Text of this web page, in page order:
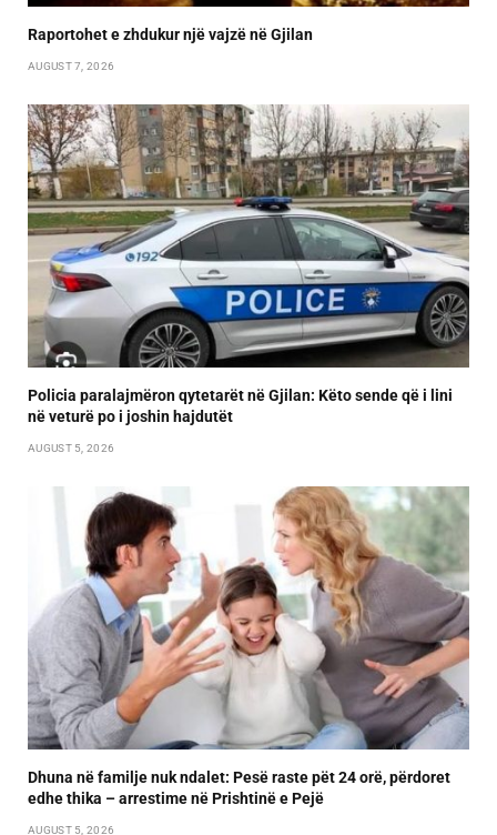
Raportohet e zhdukur një vajzë në Gjilan
AUGUST 7, 2026
Policia paralajmëron qytetarët në Gjilan: Këto sende që i lini
në veturë po i joshin hajdutët
AUGUST 5, 2026
Dhuna në familje nuk ndalet: Pesë raste pët 24 orë, përdoret
edhe thika – arrestime në Prishtinë e Pejë
AUGUST 5, 2026